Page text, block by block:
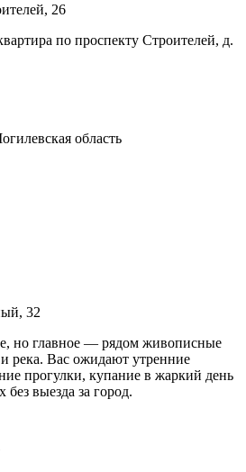
26
по проспекту Строителей, д.
область
32
но главное — рядом живописные
река. Вас ожидают утренние
прогулки, купание в жаркий день
выезда за город.